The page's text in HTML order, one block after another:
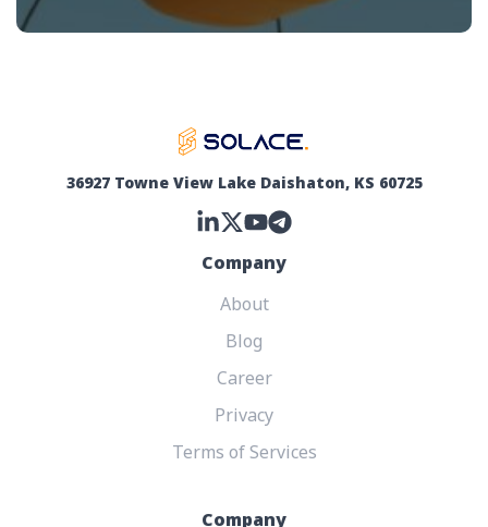
36927 Towne View Lake Daishaton, KS 60725
Company
About
Blog
Career
Privacy
Terms of Services
Company